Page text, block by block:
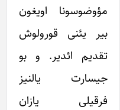
مؤوضوسونا اویغون
بیر یئنی قورولوش
تقدیم ائدیر. و بو
جیسارت یالنیز
فرقیلی یازان